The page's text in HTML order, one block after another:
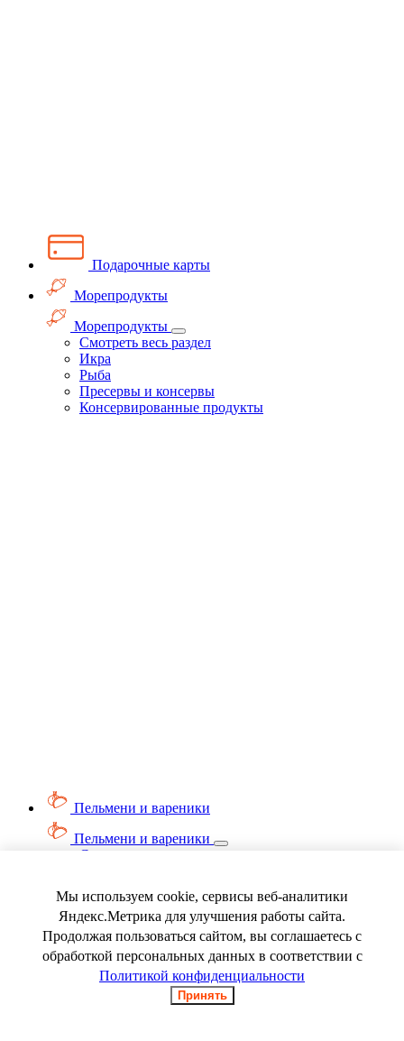
Подарочные карты
Морепродукты
Морепродукты
Смотреть весь раздел
Икра
Рыба
Пресервы и консервы
Консервированные продукты
Пельмени и вареники
Пельмени и вареники
Смотреть весь раздел
Ягода замороженная
Мы используем cookie, сервисы веб-аналитики
Яндекс.Метрика для улучшения работы сайта.
Продолжая пользоваться сайтом, вы соглашаетесь с
обработкой персональных данных в соответствии с
Политикой конфиденциальности
Принять